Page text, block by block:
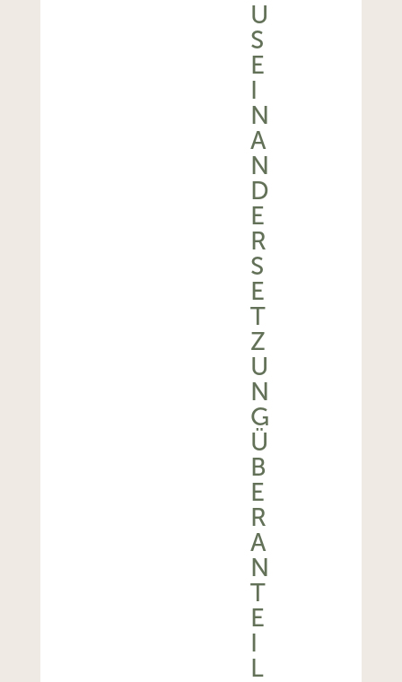
U
S
E
I
N
A
N
D
E
R
S
E
T
Z
U
N
G
Ü
B
E
R
A
N
T
E
I
L